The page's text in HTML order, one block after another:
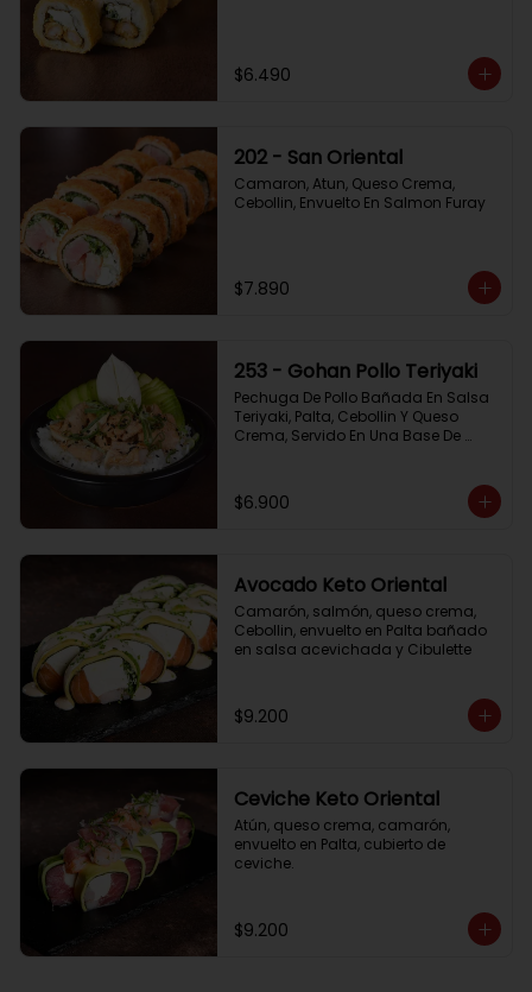
$6.490
202 - San Oriental
Camaron, Atun, Queso Crema,
Cebollin, Envuelto En Salmon Furay
$7.890
253 - Gohan Pollo Teriyaki
Pechuga De Pollo Bañada En Salsa
Teriyaki, Palta, Cebollin Y Queso
Crema, Servido En Una Base De
$6.900
Avocado Keto Oriental
Camarón, salmón, queso crema,
Cebollin, envuelto en Palta bañado
en salsa acevichada y Cibulette
$9.200
Ceviche Keto Oriental
Atún, queso crema, camarón,
envuelto en Palta, cubierto de
ceviche.
$9.200